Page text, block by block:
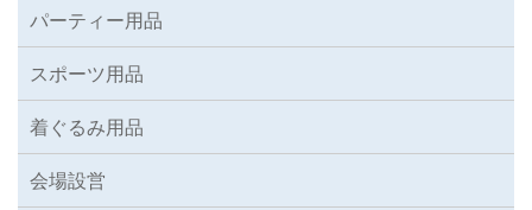
パーティー用品
スポーツ用品
着ぐるみ用品
会場設営